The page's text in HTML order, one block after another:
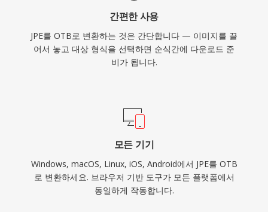
간편한 사용
JPE를 OTB로 변환하는 것은 간단합니다 — 이미지를 끌
어서 놓고 대상 형식을 선택하면 순식간에 다운로드 준
비가 됩니다.
모든 기기
Windows, macOS, Linux, iOS, Android에서 JPE를 OTB
로 변환하세요. 브라우저 기반 도구가 모든 플랫폼에서
동일하게 작동합니다.